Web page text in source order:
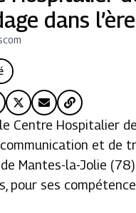
dans
le Centre Hospitalier
et de
Mantes-la-Jolie
pour ses